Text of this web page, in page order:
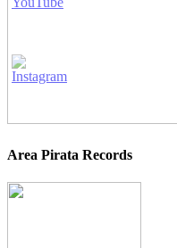
Area Pirata Records